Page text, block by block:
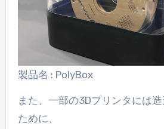
製品名 : PolyBox
また、一部の3Dプリンタには
ために、